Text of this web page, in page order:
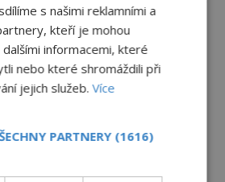
Richard Dreyfuss a
Dave Grohl: Jaké mají
zážitky?
oběti nehod?
s našimi reklamními a
kteří je mohou
informacemi, které
nebo které shromáždili při
jejich služeb.Více
PARTNERY (1616)